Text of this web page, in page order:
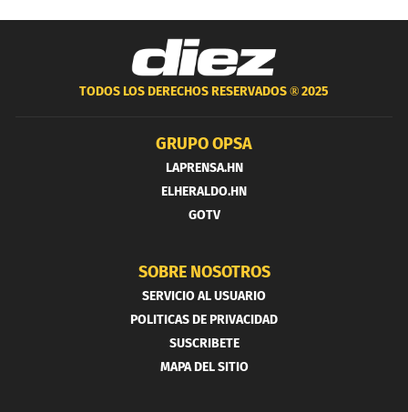
TODOS LOS DERECHOS RESERVADOS ®2025
GRUPO OPSA
LAPRENSA.HN
ELHERALDO.HN
GOTV
SOBRE NOSOTROS
SERVICIO AL USUARIO
POLITICAS DE PRIVACIDAD
SUSCRIBETE
MAPA DEL SITIO